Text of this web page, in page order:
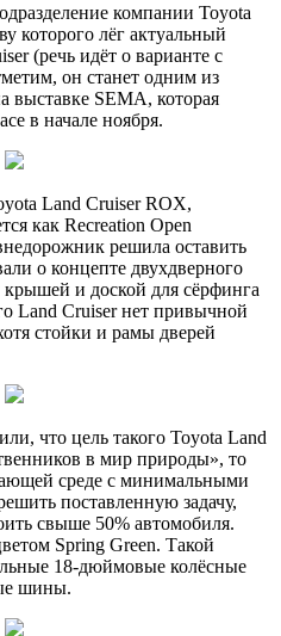
компании Toyota
которого лёг актуальный
(речь идёт о варианте с
он станет одним из
выставке SEMA, которая
в начале ноября.
Land Cruiser ROX,
как Recreation Open
решила оставить
о концепте двухдверного
и доской для сёрфинга
Land Cruiser нет привычной
стойки и рамы дверей
что цель такого Toyota Land
в мир природы», то
среде с минимальными
поставленную задачу,
свыше 50% автомобиля.
Spring Green. Такой
18-дюймовые колёсные
шины.